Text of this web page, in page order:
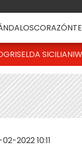
CORAZÓN
GRISELDA SICILIANI
2022 10:11